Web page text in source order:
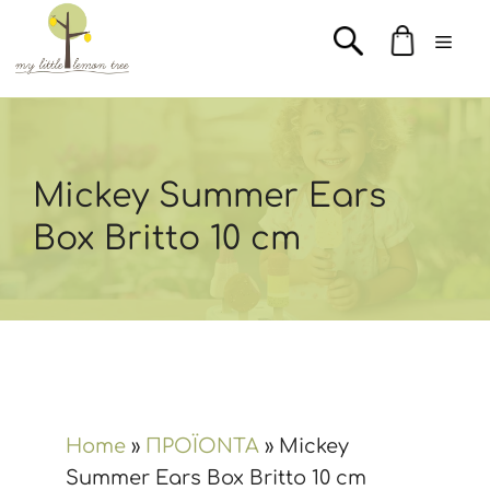
Μετάβαση
περιεχόμενο
Mickey Summer Ears
Box Britto 10 cm
Home » ΠΡΟΪΟΝΤΑ » Mickey
Summer Ears Box Britto 10 cm